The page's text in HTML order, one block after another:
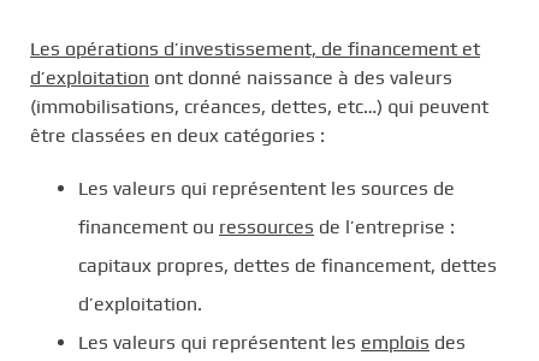
Les opérations d’investissement, de financement et
d’exploitation ont donné naissance à des valeurs
(immobilisations, créances, dettes, etc…) qui peuvent
être classées en deux catégories :
Les valeurs qui représentent les sources de
financement ou ressources de l’entreprise :
capitaux propres, dettes de financement, dettes
d’exploitation.
Les valeurs qui représentent les emplois des